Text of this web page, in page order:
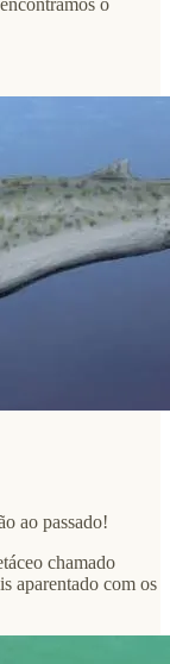
ao passado!
chamado
aparentado com os